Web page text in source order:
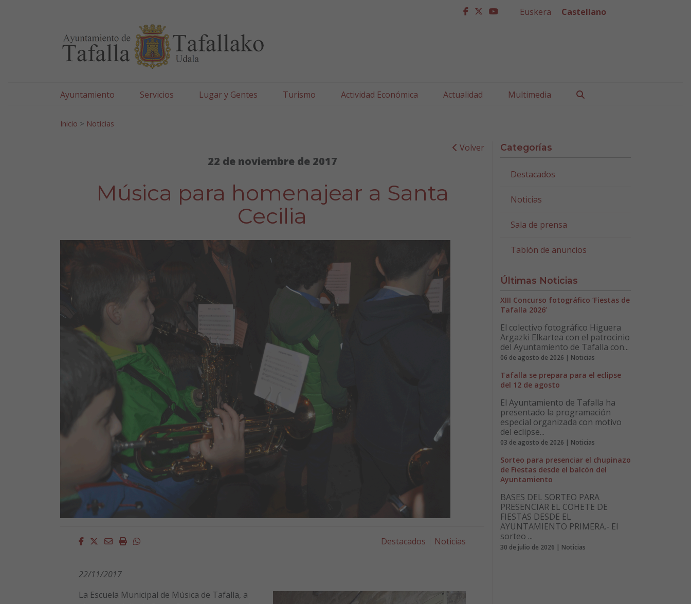
facebook
twitter
youtube
Euskera Castellano
Ayuntamiento Servicios Lugar y Gentes Turismo Actividad Económica Actualidad Multimedia
Inicio > Noticias
Volver
22 de noviembre de 2017
Música para homenajear a Santa
Cecilia
Facebook
Twitter
EmailImprimirWhatsapp Destacados Noticias
22/11/2017
La Escuela Municipal de Música de Tafalla, a
Categorías
Destacados
Noticias
Sala de prensa
Tablón de anuncios
Últimas Noticias
XIII Concurso fotográfico ‘Fiestas de
Tafalla 2026’
El colectivo fotográfico Higuera
Argazki Elkartea con el patrocinio
del Ayuntamiento de Tafalla con...
06 de agosto de 2026 | Noticias
Tafalla se prepara para el eclipse
del 12 de agosto
El Ayuntamiento de Tafalla ha
presentado la programación
especial organizada con motivo
del eclipse...
03 de agosto de 2026 | Noticias
Sorteo para presenciar el chupinazo
de Fiestas desde el balcón del
Ayuntamiento
BASES DEL SORTEO PARA
PRESENCIAR EL COHETE DE
FIESTAS DESDE EL
AYUNTAMIENTO PRIMERA.- El
sorteo ...
30 de julio de 2026 | Noticias